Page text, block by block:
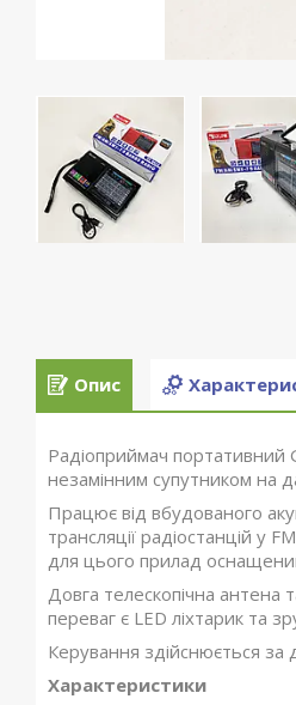
Опис
Радіоприймач портативний
незамінним супутником на
Працює від вбудованого
трансляції радіостанцій у
для цього прилад
Довга телескопічна антена
переваг є LED ліхтарик та
Керування здійснюється за
Характеристики